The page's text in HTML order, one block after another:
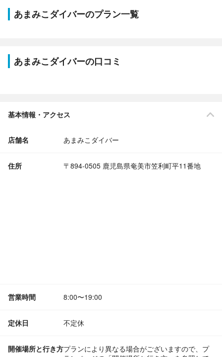
あまみこダイバーのプラン一覧
あまみこダイバーの口コミ
基本情報・アクセス
店舗名 あまみこダイバー
住所 〒894-0505 鹿児島県奄美市笠利町平11番地
営業時間 8:00〜19:00
定休日 不定休
開催場所と行き方プランにより異なる場合がございますので、プ